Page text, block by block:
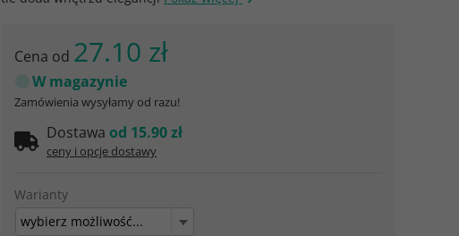
Cena od 27.10 zł
W magazynie
Zamówienia wysyłamy od razu!
Dostawa od 15.90 zł
ceny i opcje dostawy
Warianty
wybierz możliwość...